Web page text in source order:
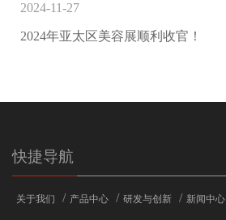
2024-11-27
2024年亚太区美容展顺利收官！
快捷导航
关于我们 / 产品中心 / 研发与创新 / 新闻中心